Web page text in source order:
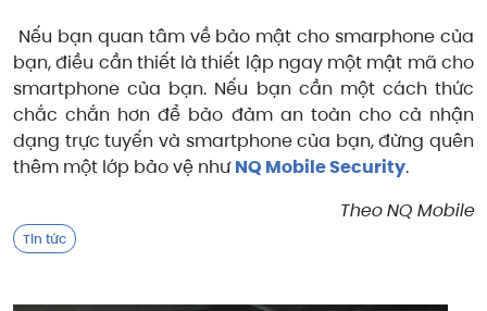
Nếu bạn quan tâm về bảo mật cho smarphone của
bạn, điều cần thiết là thiết lập ngay một mật mã cho
smartphone của bạn. Nếu bạn cần một cách thức
chắc chắn hơn để bảo đảm an toàn cho cả nhận
dạng trực tuyến và smartphone của bạn, đừng quên
thêm một lớp bảo vệ nhưNQ Mobile Security.
Theo NQ Mobile
Tin tức